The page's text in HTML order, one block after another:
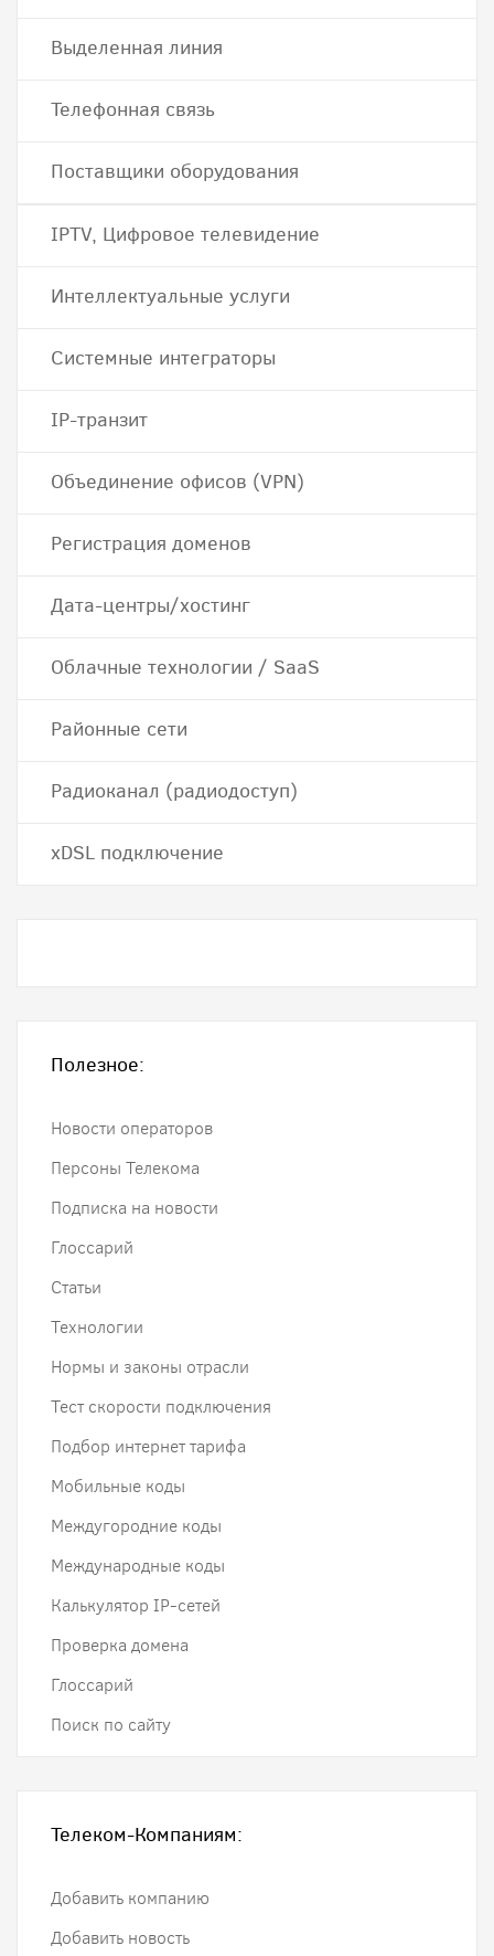
Выделенная линия
Телефонная связь
Поставщики оборудования
IPTV, Цифровое телевидение
Интеллектуальные услуги
Системные интеграторы
IP-транзит
Объединение офисов (VPN)
Регистрация доменов
Дата-центры/хостинг
Облачные технологии / SaaS
Районные сети
Радиоканал (радиодоступ)
хDSL подключение
Полезное:
Новости операторов
Персоны Телекома
Подписка на новости
Глоссарий
Статьи
Технологии
Нормы и законы отрасли
Тест скорости подключения
Подбор интернет тарифа
Мобильные коды
Междугородние коды
Международные коды
Калькулятор IP-сетей
Проверка домена
Глоссарий
Поиск по сайту
Телеком-Компаниям:
Добавить компанию
Добавить новость